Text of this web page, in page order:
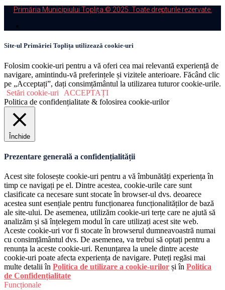
Primăria Municipiului Toplița © 2025. Toate drepturile rezervate.
Site-ul Primăriei Toplița utilizează cookie-uri
Folosim cookie-uri pentru a vă oferi cea mai relevantă experiență de
navigare, amintindu-vă preferințele și vizitele anterioare. Făcând clic
pe „Acceptați”, dați consimțământul la utilizarea tuturor cookie-urile.
Setări cookie-uri
ACCEPTAȚI
Politica de confidențialitate & folosirea cookie-urilor
Închide
Prezentare generală a confidențialității
Acest site folosește cookie-uri pentru a vă îmbunătăți experiența în
timp ce navigați pe el. Dintre acestea, cookie-urile care sunt
clasificate ca necesare sunt stocate în browser-ul dvs. deoarece
acestea sunt esențiale pentru funcționarea funcționalităților de bază
ale site-ului. De asemenea, utilizăm cookie-uri terțe care ne ajută să
analizăm și să înțelegem modul în care utilizați acest site web.
Aceste cookie-uri vor fi stocate în browserul dumneavoastră numai
cu consimțământul dvs. De asemenea, va trebui să optați pentru a
renunța la aceste cookie-uri. Renunțarea la unele dintre aceste
cookie-uri poate afecta experiența de navigare. Puteți regăsi mai
multe detalii în Politica de utilizare a cookie-urilor și în Politica
de Confidențialitate
Funcționale